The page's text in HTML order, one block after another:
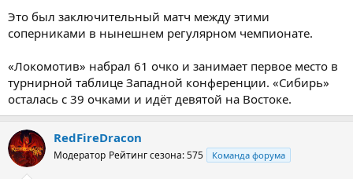
Это был заключительный матч между этими
соперниками в нынешнем регулярном чемпионате.
«Локомотив» набрал 61 очко и занимает первое место в
турнирной таблице Западной конференции. «Сибирь»
осталась с 39 очками и идёт девятой на Востоке.
RedFireDracon
Модератор Рейтинг сезона: 575 Команда форума